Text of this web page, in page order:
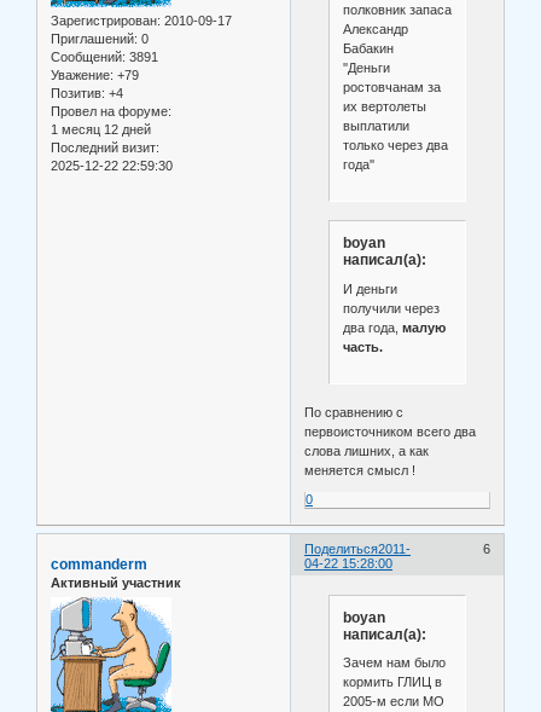
Зарегистрирован: 2010-09-17
Приглашений: 0
Сообщений: 3891
Уважение: +79
Позитив: +4
Провел на форуме:
1 месяц 12 дней
Последний визит:
2025-12-22 22:59:30
полковник запаса
Александр
Бабакин
''Деньги
ростовчанам за
их вертолеты
выплатили
только через два
года''
boyan
написал(а):
И деньги
получили через
два года, малую
часть.
По сравнению с
первоисточником всего два
слова лишних, а как
меняется смысл !
0
Поделиться 6
2011-
04-22 15:28:00
commanderm
Активный участник
boyan
написал(а):
Зачем нам было
кормить ГЛИЦ в
2005-м если МО